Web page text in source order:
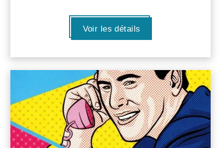
Voir les détails